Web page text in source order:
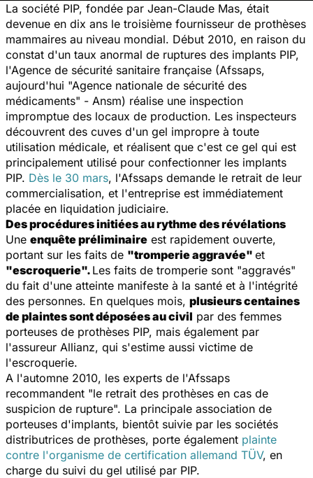
La société PIP, fondée par Jean-Claude Mas, était
devenue en dix ans le troisième fournisseur de prothèses
mammaires au niveau mondial. Début 2010, en raison du
constat d'un taux anormal de ruptures des implants PIP,
l'Agence de sécurité sanitaire française (Afssaps,
aujourd'hui "Agence nationale de sécurité des
médicaments" - Ansm) réalise une inspection
impromptue des locaux de production. Les inspecteurs
découvrent des cuves d'un gel impropre à toute
utilisation médicale, et réalisent que c'est ce gel qui est
principalement utilisé pour confectionner les implants
PIP. Dès le 30 mars, l'Afssaps demande le retrait de leur
commercialisation, et l'entreprise est immédiatement
placée en liquidation judiciaire.
Des procédures initiées au rythme des révélations
Une enquête préliminaire est rapidement ouverte,
portant sur les faits de "tromperie aggravée" et
"escroquerie". Les faits de tromperie sont "aggravés"
du fait d'une atteinte manifeste à la santé et à l'intégrité
des personnes. En quelques mois, plusieurs centaines
de plaintes sont déposées au civil par des femmes
porteuses de prothèses PIP, mais également par
l'assureur Allianz, qui s'estime aussi victime de
l'escroquerie.
A l'automne 2010, les experts de l'Afssaps
recommandent "le retrait des prothèses en cas de
suspicion de rupture". La principale association de
porteuses d'implants, bientôt suivie par les sociétés
distributrices de prothèses, porte également plainte
contre l'organisme de certification allemand TÜV, en
charge du suivi du gel utilisé par PIP.